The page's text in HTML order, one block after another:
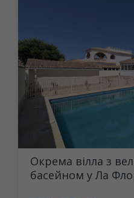
Окрема вілла з
басейном у Ла